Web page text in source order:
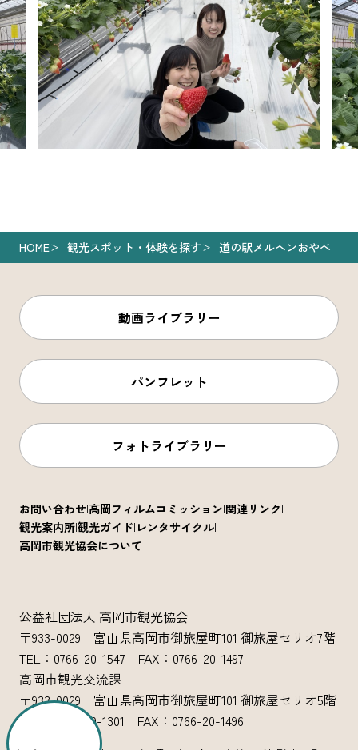
HOME 観光スポット・体験を探す 道の駅メルヘンおやべ
動画ライブラリー
パンフレット
フォトライブラリー
お問い合わせ 高岡フィルムコミッション 関連リンク
観光案内所観光ガイド レンタサイクル
高岡市観光協会について
公益社団法人 高岡市観光協会
〒933-0029 富山県高岡市御旅屋町101 御旅屋セリオ7階
TEL：0766-20-1547 FAX：0766-20-1497
高岡市観光交流課
〒933-0029 富山県高岡市御旅屋町101 御旅屋セリオ5階
TEL：0766-20-1301 FAX：0766-20-1496